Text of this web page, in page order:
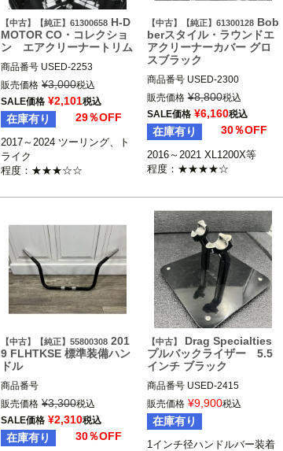
【中古】【純正】61300658 H-D
MOTOR CO・コレクショ
ン エアクリーナートリム
商品番号 USED-2253
61300658
2017～2024 ツーリング、トラ
イクで標準装備エアクリーナー
装着車
※CVOは不可
※2024 FLHX、FLTRXは不可
Harley Davidson（ハーレー ダ
販売価格 ¥3,000税込
SALE価格 ¥2,101税込
在庫有り 29％OFF
2017～2024 ツーリング、ト
ライク
程度：★★★☆☆
【中古】【純正】61300128 Bob
berスタイル・ラウンドエ
アクリーナーカバー グロ
スブラック
商品番号 USED-2300
61300128
2016～2021 XL1200X
2012～2015 FLS
2011～2013 FXS
※標準装備のラウンドエアクリ
ーナー装着車
販売価格 ¥8,800税込
SALE価格 ¥6,160税込
在庫有り 30％OFF
2016～2021 XL1200X等
程度：★★★★☆
【中古】【純正】55800308 201
9 FLHTKSE 標準装備ハン
ドル
商品番号
販売価格 ¥3,300税込
SALE価格 ¥2,310税込
在庫有り 30％OFF
【中古】
Drag Specialties
プルバックライザー 5.5
インチ ブラック
商品番号 USED-2415
1インチ径ハンドルバー装着車
Drag Specialties（ドラッグス
ペシャリティーズ）
販売価格 ¥9,900税込
在庫有り
1インチ径ハンドルバー装着